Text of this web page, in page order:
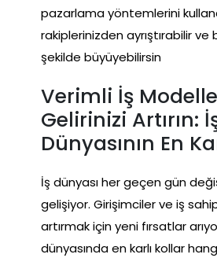
pazarlama yöntemlerini
rakiplerinizden ayrıştırabilir ve
şekilde büyüyebilirsin
Verimli İş
Gelirinizi Artırın:
Dünyasının En
İş dünyası her geçen gün
gelişiyor. Girişimciler ve iş
artırmak için yeni fırsatlar
dünyasında en karlı kollar